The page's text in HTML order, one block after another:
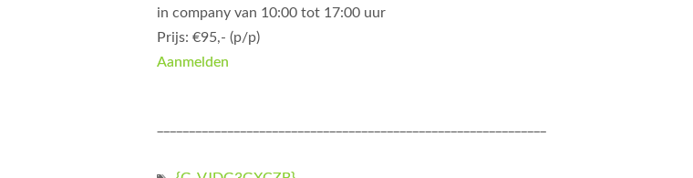
in company van 10:00 tot 17:00 uur
Prijs: €95,- (p/p)
Aanmelden